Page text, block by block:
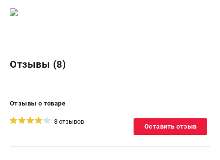
Отзывы (8)
Отзывы о товаре
8 отзывов
Оставить отзыв